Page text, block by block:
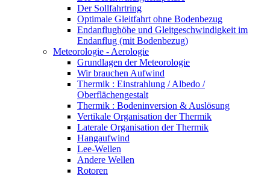
Der Sollfahrtring
Optimale Gleitfahrt ohne Bodenbezug
Endanflughöhe und Gleitgeschwindigkeit im
Endanflug (mit Bodenbezug)
Meteorologie - Aerologie
Grundlagen der Meteorologie
Wir brauchen Aufwind
Thermik : Einstrahlung / Albedo /
Oberflächengestalt
Thermik : Bodeninversion & Auslösung
Vertikale Organisation der Thermik
Laterale Organisation der Thermik
Hangaufwind
Lee-Wellen
Andere Wellen
Rotoren